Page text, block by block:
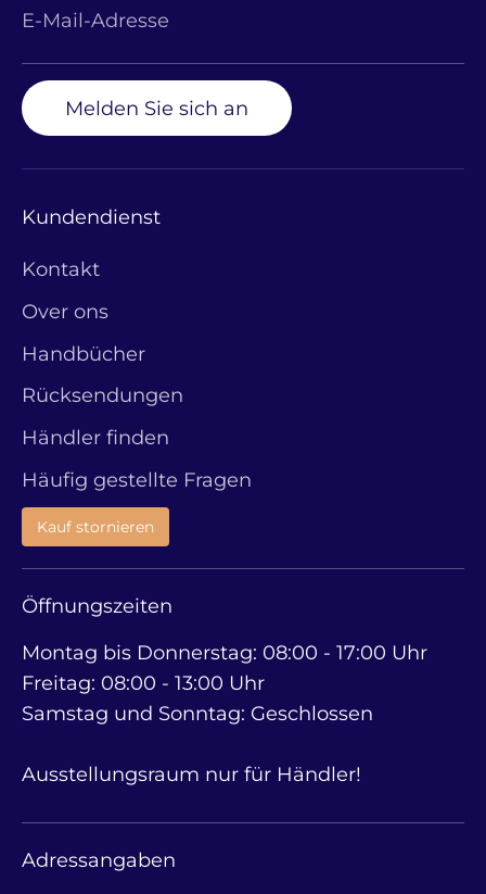
E-Mail-Adresse
Melden Sie sich an
Kundendienst
Kontakt
Over ons
Handbücher
Rücksendungen
Händler finden
Häufig gestellte Fragen
Kauf stornieren
Öffnungszeiten
Montag bis Donnerstag: 08:00 - 17:00 Uhr
Freitag: 08:00 - 13:00 Uhr
Samstag und Sonntag: Geschlossen
Ausstellungsraum nur für Händler!
Adressangaben